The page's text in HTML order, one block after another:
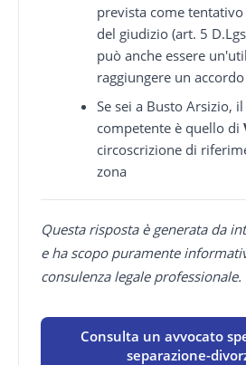
prevista come
del giudizio (art. 5
può anche essere
raggiungere un
Se sei a Busto Arsizio,
competente è quello di
circoscrizione di
zona
Questa risposta è generata da
e ha scopo puramente
consulenza legale professionale.
Consulta un avvocato
separazione-